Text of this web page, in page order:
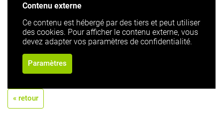
Contenu externe
Ce contenu est hébergé par des tiers et peut utiliser
des cookies. Pour afficher le contenu externe, vous
devez adapter vos paramètres de confidentialité.
Paramètres
« retour